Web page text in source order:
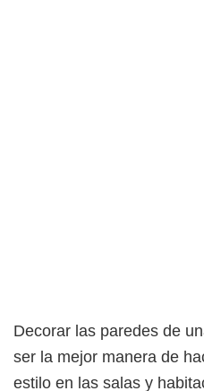
Decorar las paredes de
ser la mejor manera de
estilo en las salas y